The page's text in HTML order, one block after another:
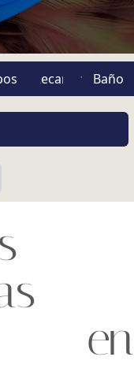
en